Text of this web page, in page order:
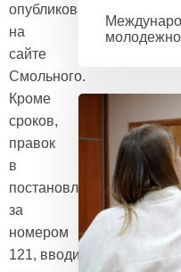
опубликован
на
сайте
Смольного.
Кроме
сроков,
правок
в
постановление
за
номером
121, вводившее